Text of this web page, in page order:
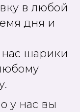
в любой
дня и
шарики
у нас вы